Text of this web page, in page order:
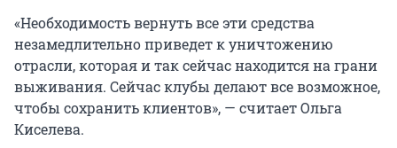
«Необходимость вернуть все эти средства
незамедлительно приведет к уничтожению
отрасли, которая и так сейчас находится на грани
выживания. Сейчас клубы делают все возможное,
чтобы сохранить клиентов», — считает Ольга
Киселева.